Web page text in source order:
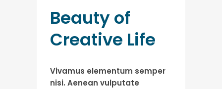
Beauty of
Creative Life
Vivamus elementum semper
nisi. Aenean vulputate